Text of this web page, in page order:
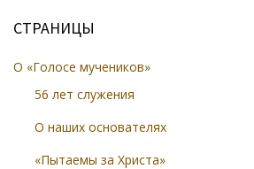
СТРАНИЦЫ
О «Голосе мучеников»
56 лет служения
О наших основателях
«Пытаемы за Христа»